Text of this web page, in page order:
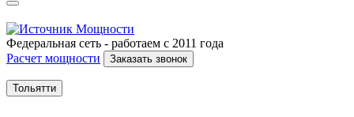
Федеральная сеть - работаем с 2011 года
Расчет мощности
Заказать звонок
Тольятти